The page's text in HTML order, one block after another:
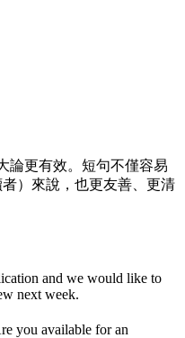
論更有效。短句不僅容易
）來說，也更友善、更清
and we would like to
next week.
you available for an